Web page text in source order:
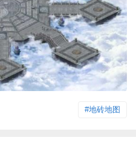
#地砖地图